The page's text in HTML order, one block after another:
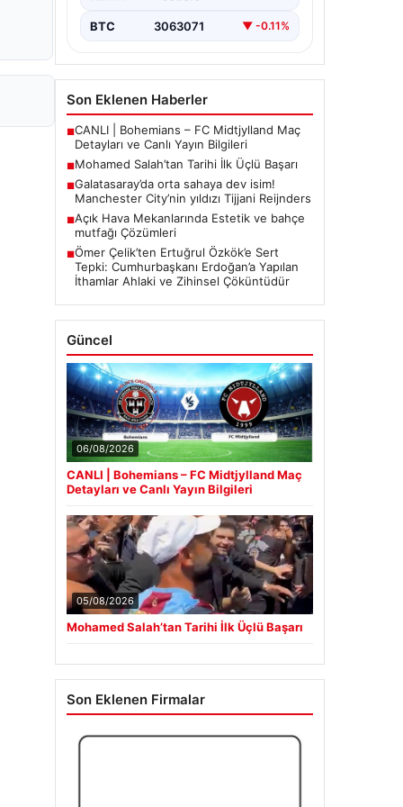
BTC 3063071 ▼ -0.11%
Son Eklenen Haberler
■CANLI | Bohemians – FC Midtjylland Maç
Detayları ve Canlı Yayın Bilgileri
■Mohamed Salah’tan Tarihi İlk Üçlü Başarı
■Galatasaray’da orta sahaya dev isim!
Manchester City’nin yıldızı Tijjani Reijnders
■Açık Hava Mekanlarında Estetik ve bahçe
mutfağı Çözümleri
■Ömer Çelik’ten Ertuğrul Özkök’e Sert
Tepki: Cumhurbaşkanı Erdoğan’a Yapılan
İthamlar Ahlaki ve Zihinsel Çöküntüdür
Güncel
06/08/2026
CANLI | Bohemians – FC Midtjylland Maç
Detayları ve Canlı Yayın Bilgileri
05/08/2026
Mohamed Salah’tan Tarihi İlk Üçlü Başarı
Son Eklenen Firmalar